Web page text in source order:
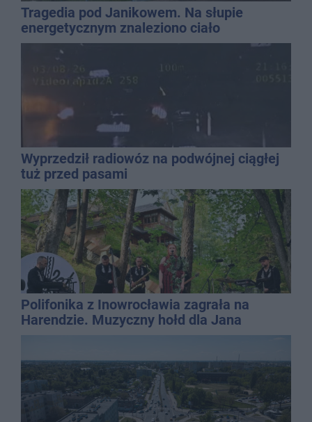
Tragedia pod Janikowem. Na słupie
energetycznym znaleziono ciało
mężczyzny
Wyprzedził radiowóz na podwójnej ciągłej
tuż przed pasami
Polifonika z Inowrocławia zagrała na
Harendzie. Muzyczny hołd dla Jana